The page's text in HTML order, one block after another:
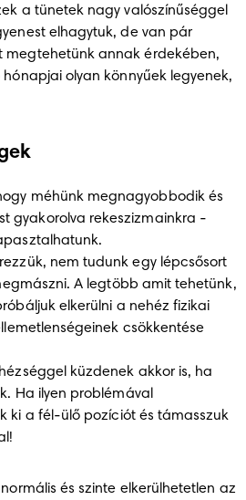
a tünetek nagy valószínűséggel
elhagytuk, de van pár
megtehetünk annak érdekében,
olyan könnyűek legyenek,
méhünk megnagyobbodik és
gyakorolva rekeszizmainkra -
nem tudunk egy lépcsősort
A legtöbb amit tehetünk,
elkerülni a nehéz fizikai
csökkentése
küzdenek akkor is, ha
Ha ilyen problémával
ki a fél-ülő pozíciót és támasszuk
és szinte elkerülhetetlen az